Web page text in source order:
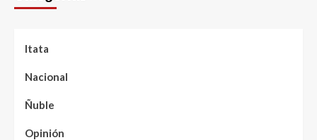
Itata
Nacional
Ñuble
Opinión